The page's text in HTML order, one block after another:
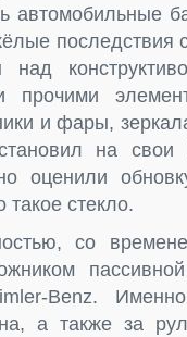
автомобильные
последствия
прочими
и фары,
на
оценили
стекло.
со
пассивной
Benz.
а также за